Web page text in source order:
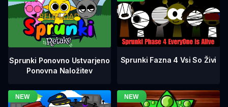
Sprunki Ponovno Ustvarjeno
Ponovna Naložitev
Sprunki Fazna 4 Vsi So Živi